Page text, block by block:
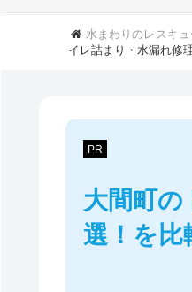
水まわりのレスキュ
イレ詰まり・水漏れ修
PR
大間町
選！を比